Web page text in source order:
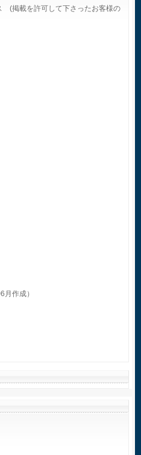
(掲載を許可して下さったお客様の
作成）